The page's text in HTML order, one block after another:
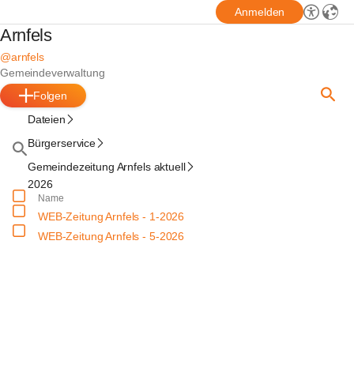
Anmelden
Arnfels
@arnfels
Gemeindeverwaltung
Folgen
Dateien
Bürgerservice
Gemeindezeitung Arnfels aktuell
2026
Name
WEB-Zeitung Arnfels - 1-2026
WEB-Zeitung Arnfels - 5-2026